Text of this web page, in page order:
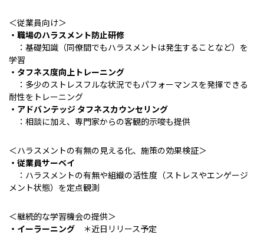
＜従業員向け＞
・職場のハラスメント防止研修
：基礎知識（同僚間でもハラスメントは発生することなど）を
学習
・タフネス度向上トレーニング
：多少のストレスフルな状況でもパフォーマンスを発揮できる
耐性をトレーニング
・アドバンテッジ タフネスカウンセリング
：相談に加え、専門家からの客観的示唆も提供
＜ハラスメントの有無の見える化、施策の効果検証＞
・従業員サーベイ
：ハラスメントの有無や組織の活性度（ストレスやエンゲージ
メント状態）を定点観測
＜継続的な学習機会の提供＞
・イーラーニング ＊近日リリース予定